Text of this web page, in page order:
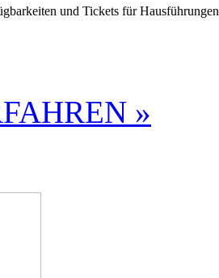
und Tickets für
»